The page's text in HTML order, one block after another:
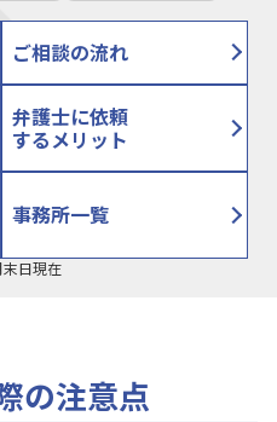
ご相談の流れ
弁護士に依頼
するメリット
事務所一覧
日現在
の注意点